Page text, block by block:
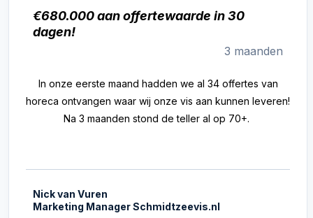
€680.000 aan offertewaarde in 30
dagen!
3 maanden
In onze eerste maand hadden we al 34 offertes van
horeca ontvangen waar wij onze vis aan kunnen leveren!
Na 3 maanden stond de teller al op 70+.
Nick van Vuren
Marketing Manager Schmidtzeevis.nl